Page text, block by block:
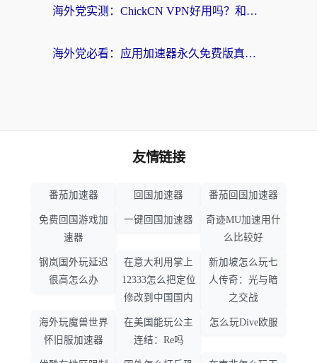
海外党实测：ChickCN VPN好用吗？和OurPlay VPN对比哪个回国效果更好？附避坑指南
海外党必看：应用加速器永久免费版真的靠谱吗？教你选对回国加速器无缝刷国内资源
友情链接
番茄加速器 回国加速器 番茄回国加速器
免费回国游戏加
速器
一键回国加速器
奇迹MU加速用什
么比较好
钢岚国外玩延迟
很高怎么办
在意大利用掌上
12333怎么把定位
修改到中国国内
新加坡怎么玩七
人传奇：光与暗
之交战
海外玩魔兽世界
怀旧服加速器
在美国能玩公主
连结：Re吗
怎么玩Dive欧服